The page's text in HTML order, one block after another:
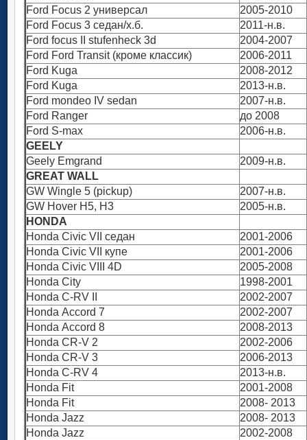
Ford Focus 2 универсал
2005-2010
Ford Focus 3 седан/х.б.
2011-н.в.
Ford focus II stufenheck 3d
2004-2007
Ford Ford Transit (кроме классик)
2006-2011
Ford Kuga
2008-2012
Ford Kuga
2013-н.в.
Ford mondeo IV sedan
2007-н.в.
Ford Ranger
до 2008
Ford S-max
2006-н.в.
GEELY
Geely Emgrand
2009-н.в.
GREAT WALL
GW Wingle 5 (pickup)
2007-н.в.
GW Hover H5, H3
2005-н.в.
HONDA
Honda Civic VII седан
2001-2006
Honda Civic VII купе
2001-2006
Honda Civic VIII 4D
2005-2008
Honda City
1998-2001
Honda C-RV II
2002-2007
Honda Аccord 7
2002-2007
Honda Аccord 8
2008-2013
Honda CR-V 2
2002-2006
Honda CR-V 3
2006-2013
Honda C-RV 4
2013-н.в.
Honda Fit
2001-2008
Honda Fit
2008- 2013
Honda Jazz
2008- 2013
Honda Jazz
2002-2008